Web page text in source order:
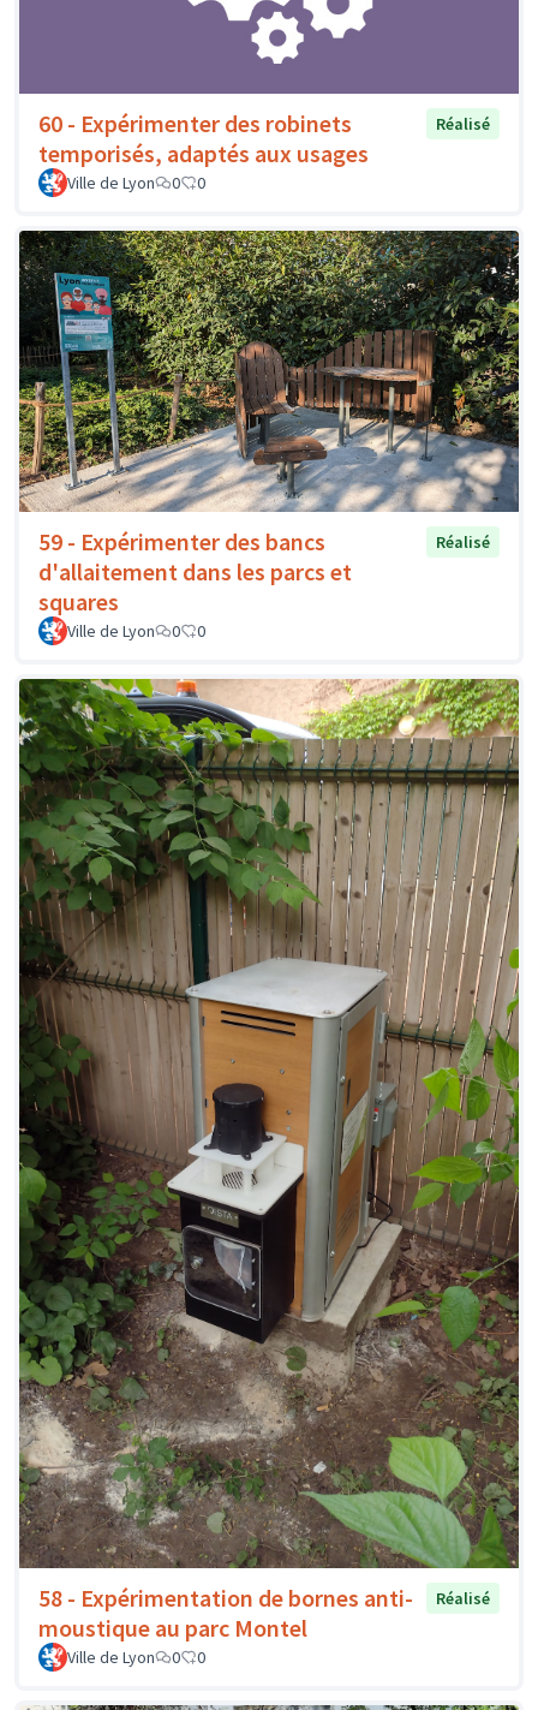
60 - Expérimenter des robinets
temporisés, adaptés aux usages
Réalisé
Ville de Lyon 0 0
59 - Expérimenter des bancs
d'allaitement dans les parcs et
squares
Réalisé
Ville de Lyon 0 0
58 - Expérimentation de bornes anti-
moustique au parc Montel
Réalisé
Ville de Lyon 0 0